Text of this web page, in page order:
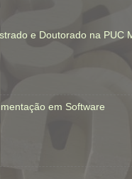
e Doutorado na PUC
em Software